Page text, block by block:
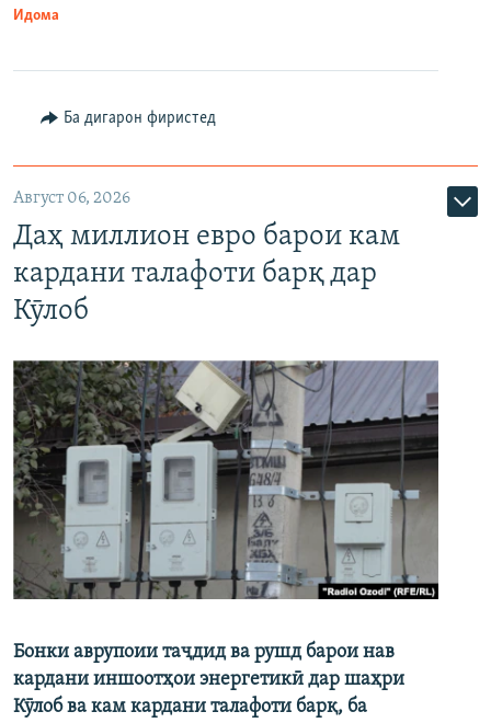
Идома
Ба дигарон фиристед
Август 06, 2026
Даҳ миллион евро барои кам
кардани талафоти барқ дар
Кӯлоб
Бонки аврупоии таҷдид ва рушд барои нав
кардани иншоотҳои энергетикӣ дар шаҳри
Кӯлоб ва кам кардани талафоти барқ, ба